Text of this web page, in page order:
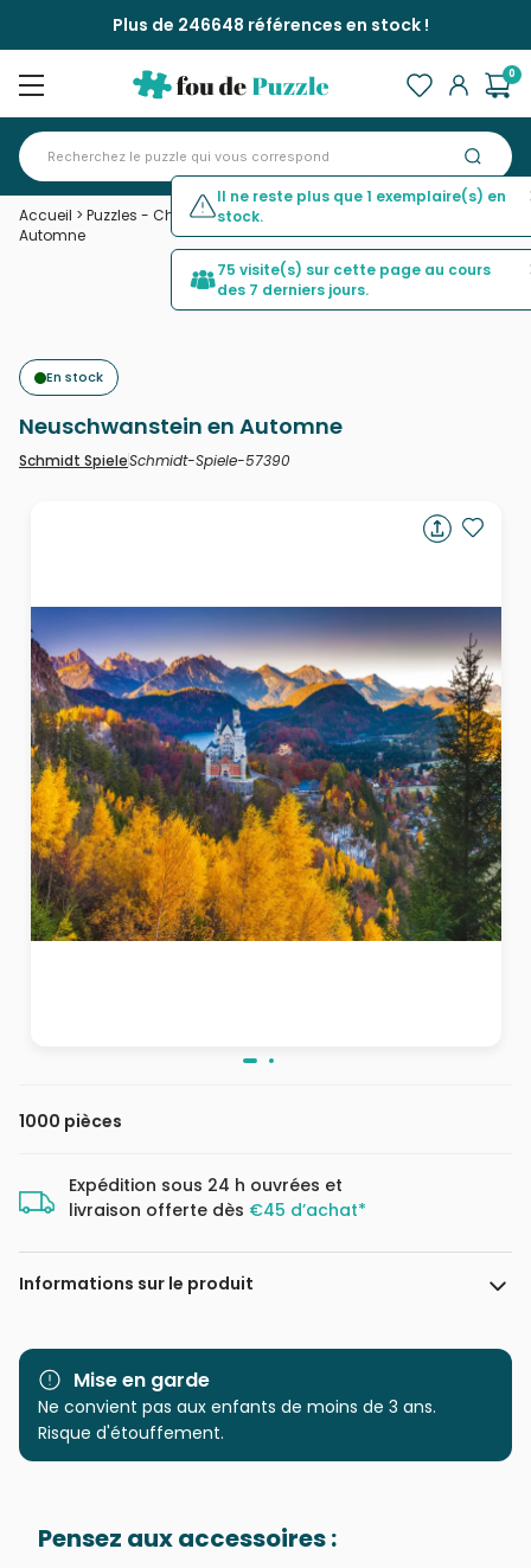
Plus de 246648 références en stock !
0
Accueil > Puzzles - Châteaux et Palaces
Automne
En stock
Neuschwanstein en Automne
Schmidt SpieleSchmidt-Spiele-57390
1000 pièces
Expédition sous 24 h ouvrées et
livraison offerte dès €45 d’achat*
Informations sur le produit
Marque Schmidt Spiele
Catégorie
Puzzles - Châteaux et
Mise en garde
Ne convient pas aux enfants de moins de 3 ans.
Risque d'étouffement.
Pensez aux accessoires :
Il ne reste plus que 1 exemplaire(s) en
stock.
75 visite(s) sur cette page au cours
des 7 derniers jours.